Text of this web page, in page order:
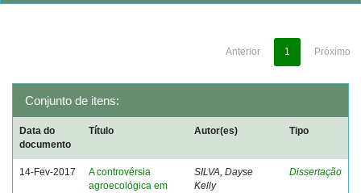
Anterior 1 Próximo
Conjunto de itens:
Data do
documento
Título Autor(es) Tipo
14-Fev-2017
A controvérsia
agroecológica em
SILVA, Dayse
Kelly
Dissertação